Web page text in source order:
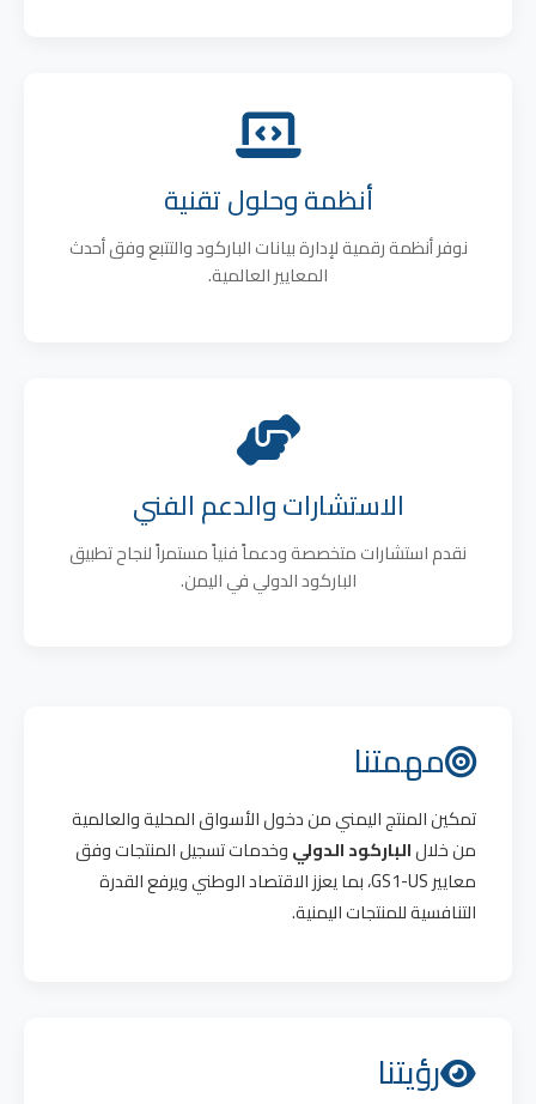
أنظمة وحلول تقنية
نوفر أنظمة رقمية لإدارة بيانات الباركود والتتبع وفق أحدث
المعايير العالمية.
الاستشارات والدعم الفني
نقدم استشارات متخصصة ودعماً فنياً مستمراً لنجاح تطبيق
الباركود الدولي في اليمن.
مهمتنا
تمكين المنتج اليمني من دخول الأسواق المحلية والعالمية
من خلالالباركود الدوليوخدمات تسجيل المنتجات وفق
معايير GS1-US، بما يعزز الاقتصاد الوطني ويرفع القدرة
التنافسية للمنتجات اليمنية.
رؤيتنا